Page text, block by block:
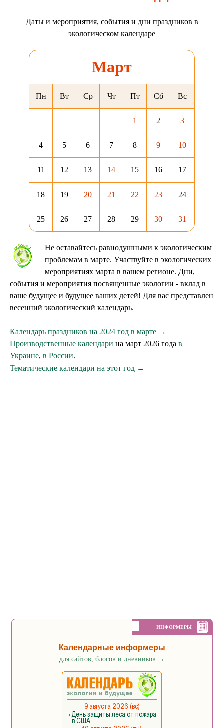
Даты и мероприятия, события и дни праздников в
экологическом календаре
Март
Пн Вт Ср Чт Пт Сб Вс
1 2 3
4 5 6 7 8 9 10
11 12 13 14 15 16 17
18 19 20 21 22 23 24
25 26 27 28 29 30 31
Не оставайтесь равнодушными к экологическим
проблемам в марте. Участвуйте в экологических
мероприятиях марта в вашем регионе. Дни,
события и мероприятия посвященные экологии - вклад в
ваше будущее и будущее ваших детей! Для вас представлен
весенний экологический календарь.
Календарь праздников на 2024 год в марте →
Производственные календари на март 2026 года в
Украине, в России.
Тематические календари на этот год →
ИНФОРМЕРЫ
Календарные информеры
для сайтов, блогов и дневников →